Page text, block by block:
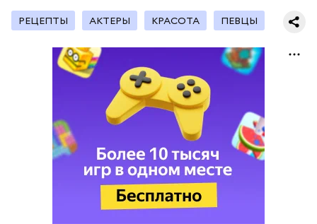
РЕЦЕПТЫ АКТЕРЫ КРАСОТА ПЕВЦЫ
это возможно, ведь может быть и так, что через год
они уже не будут холостяками.
Терапевт Кондрахин назвал
продукты и напитки, которые
выводят токсины из организма
Ранние плоды, по словам врача, лучше не есть:
Чистит сосуды и защищает от
рака: чем полезен кресс-салат